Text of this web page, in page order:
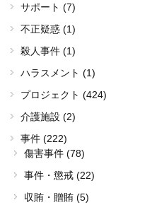
サポート (7)
不正疑惑 (1)
殺人事件 (1)
ハラスメント (1)
プロジェクト (424)
介護施設 (2)
事件 (222)
傷害事件 (78)
事件・懲戒 (22)
収賄・贈賄 (5)